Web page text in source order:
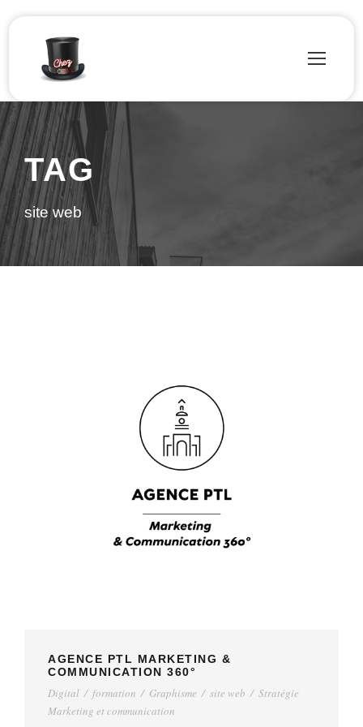
TAG
site web
AGENCE PTL MARKETING &
COMMUNICATION 360°
Digital / formation / Graphisme / site web / Stratégie
Marketing et communication